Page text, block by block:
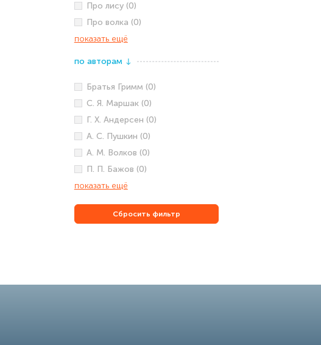
Про лису (0)
Про волка (0)
показать ещё
по авторам ↓
Братья Гримм (0)
С. Я. Маршак (0)
Г. Х. Андерсен (0)
А. С. Пушкин (0)
А. М. Волков (0)
П. П. Бажов (0)
показать ещё
Сбросить фильтр